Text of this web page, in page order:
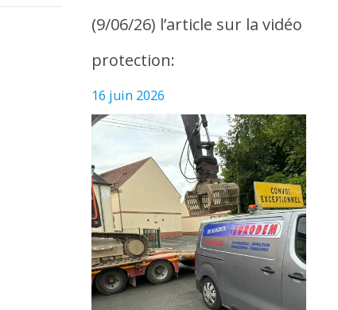
(9/06/26) l’article sur la vidéo
protection:
16 juin 2026